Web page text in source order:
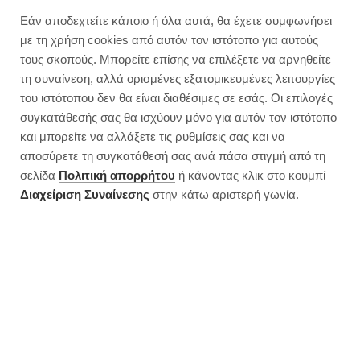
ΣΥΝΤΑΓΕΣ
Cheesecake λεμόνι | Έτοιμο σε
20′
Εάν αποδεχτείτε κάποιο ή όλα αυτά, θα έχετε συμφωνήσει
με τη χρήση cookies από αυτόν τον ιστότοπο για αυτούς
τους σκοπούς. Μπορείτε επίσης να επιλέξετε να αρνηθείτε
τη συναίνεση, αλλά ορισμένες εξατομικευμένες λειτουργίες
του ιστότοπου δεν θα είναι διαθέσιμες σε εσάς. Οι επιλογές
συγκατάθεσής σας θα ισχύουν μόνο για αυτόν τον ιστότοπο
και μπορείτε να αλλάξετε τις ρυθμίσεις σας και να
αποσύρετε τη συγκατάθεσή σας ανά πάσα στιγμή από τη
σελίδα Πολιτική απορρήτου ή κάνοντας κλικ στο κουμπί
Διαχείριση Συναίνεσης στην κάτω αριστερή γωνία.